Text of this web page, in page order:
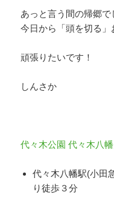
あっと言う間の帰郷
今日から「頭を切る
頑張りたいです！
しんさか
代々木公園 代々木八
代々木八幡駅(小田
り徒歩３分